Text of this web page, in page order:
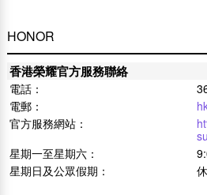
HONOR
香港榮耀官方服務聯絡
電話：
電郵：
官方服務網站：
星期一至星期六：
星期日及公眾假期：